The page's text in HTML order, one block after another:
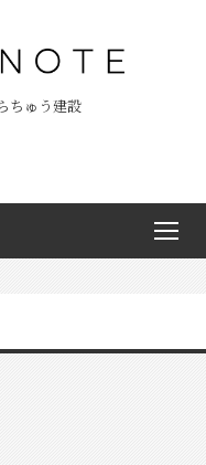
ちゅう建設